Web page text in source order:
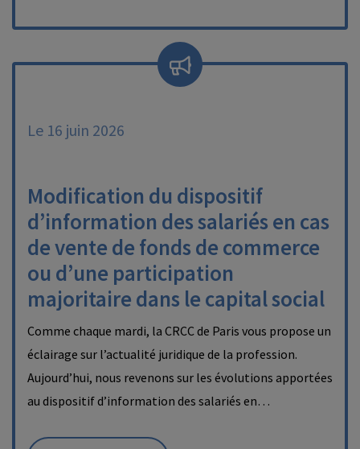
Le 16 juin 2026
Modification du dispositif
d’information des salariés en cas
de vente de fonds de commerce
ou d’une participation
majoritaire dans le capital social
Comme chaque mardi, la CRCC de Paris vous propose un
éclairage sur l’actualité juridique de la profession.
Aujourd’hui, nous revenons sur les évolutions apportées
au dispositif d’information des salariés en…